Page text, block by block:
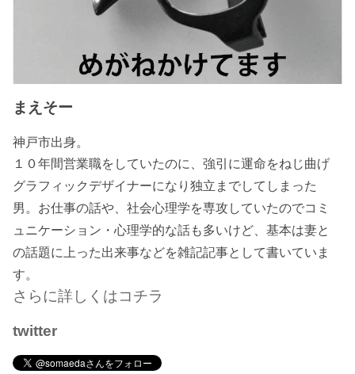
まえそー
神戸市出身。
１０年間営業職をしていたのに、強引に運命をねじ曲げ
グラフィックデザイナーになり独立までしてしまった
男。お仕事の話や、社会心理学を専攻していたのでコミ
ュニケーション・心理学的な話も多いけど、基本は妻と
の話題に上った出来事などを雑記記事として書いていま
す。
さらに詳しくはコチラ
twitter